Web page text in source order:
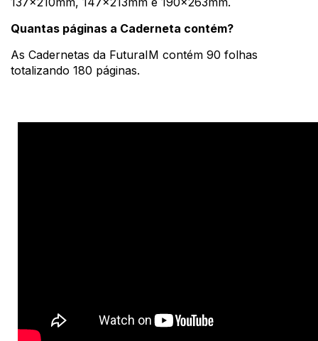
Quantas páginas a Caderneta contém?
As Cadernetas da FuturaIM contém 90 folhas
totalizando 180 páginas.